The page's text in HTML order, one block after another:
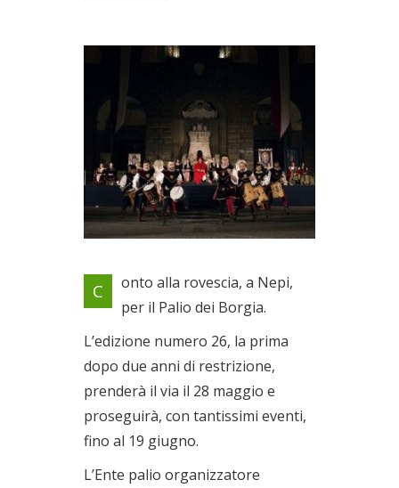
A Nepi un mese di eventi
Dal 28/05/2022 al
19/06/2022
C
onto alla rovescia, a Nepi,
per il Palio dei Borgia.
L’edizione numero 26, la prima
dopo due anni di restrizione,
prenderà il via il 28 maggio e
proseguirà, con tantissimi eventi,
fino al 19 giugno.
L’Ente palio organizzatore